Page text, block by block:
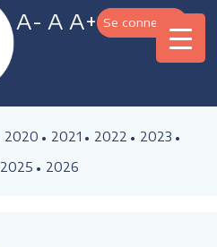
A- A A+ Se connecter
2020 2021 2022
2023
2025 2026